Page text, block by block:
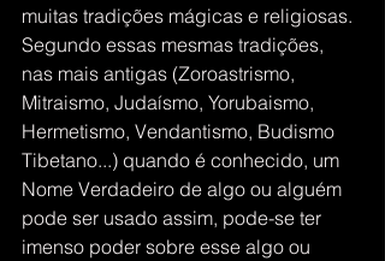
muitas tradições mágicas e religiosas.
Segundo essas mesmas tradições,
nas mais antigas (Zoroastrismo,
Mitraismo, Judaísmo, Yorubaismo,
Hermetismo, Vendantismo, Budismo
Tibetano...) quando é conhecido, um
Nome Verdadeiro de algo ou alguém
pode ser usado assim, pode-se ter
imenso poder sobre esse algo ou